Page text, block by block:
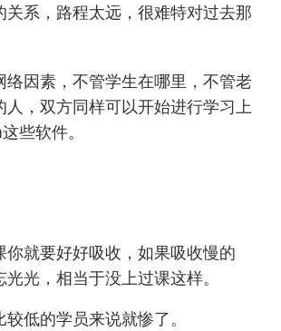
关系，路程太远，很难特对过去那
络因素，不管学生在哪里，不管老
人，双方同样可以开始进行学习上
这些软件。
你就要好好吸收，如果吸收慢的
光，相当于没上过课这样。
低的学员来说就惨了。